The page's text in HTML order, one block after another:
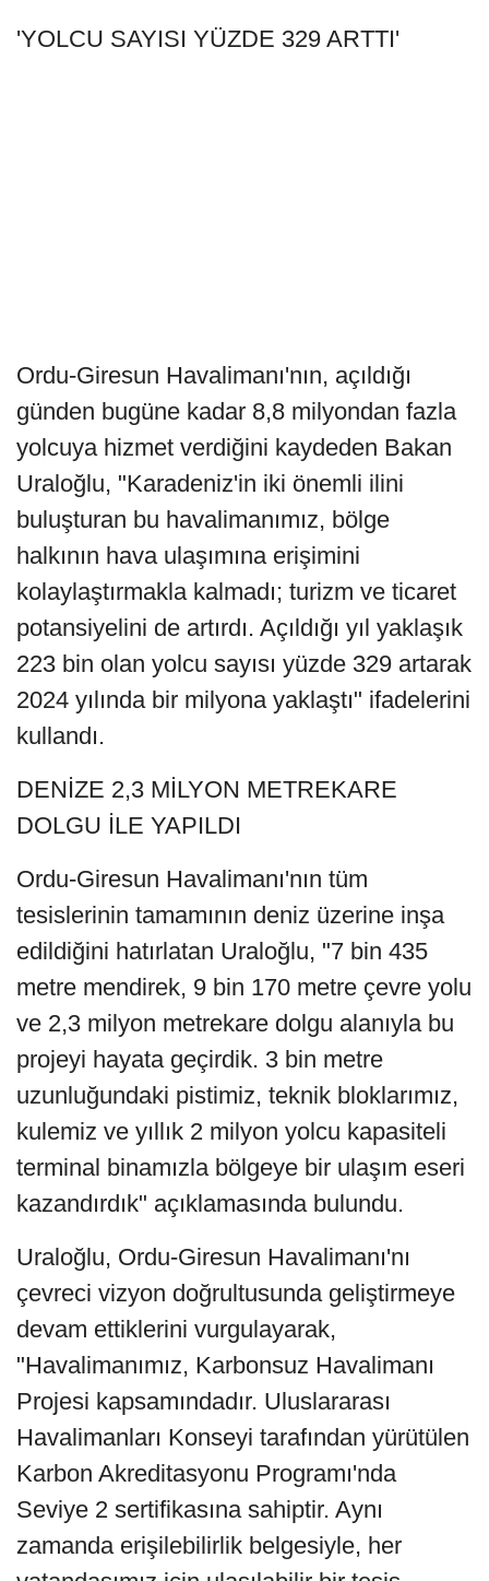
'YOLCU SAYISI YÜZDE 329 ARTTI'
Ordu-Giresun Havalimanı'nın, açıldığı
günden bugüne kadar 8,8 milyondan fazla
yolcuya hizmet verdiğini kaydeden Bakan
Uraloğlu, "Karadeniz'in iki önemli ilini
buluşturan bu havalimanımız, bölge
halkının hava ulaşımına erişimini
kolaylaştırmakla kalmadı; turizm ve ticaret
potansiyelini de artırdı. Açıldığı yıl yaklaşık
223 bin olan yolcu sayısı yüzde 329 artarak
2024 yılında bir milyona yaklaştı" ifadelerini
kullandı.
DENİZE 2,3 MİLYON METREKARE
DOLGU İLE YAPILDI
Ordu-Giresun Havalimanı'nın tüm
tesislerinin tamamının deniz üzerine inşa
edildiğini hatırlatan Uraloğlu, "7 bin 435
metre mendirek, 9 bin 170 metre çevre yolu
ve 2,3 milyon metrekare dolgu alanıyla bu
projeyi hayata geçirdik. 3 bin metre
uzunluğundaki pistimiz, teknik bloklarımız,
kulemiz ve yıllık 2 milyon yolcu kapasiteli
terminal binamızla bölgeye bir ulaşım eseri
kazandırdık" açıklamasında bulundu.
Uraloğlu, Ordu-Giresun Havalimanı'nı
çevreci vizyon doğrultusunda geliştirmeye
devam ettiklerini vurgulayarak,
"Havalimanımız, Karbonsuz Havalimanı
Projesi kapsamındadır. Uluslararası
Havalimanları Konseyi tarafından yürütülen
Karbon Akreditasyonu Programı'nda
Seviye 2 sertifikasına sahiptir. Aynı
zamanda erişilebilirlik belgesiyle, her